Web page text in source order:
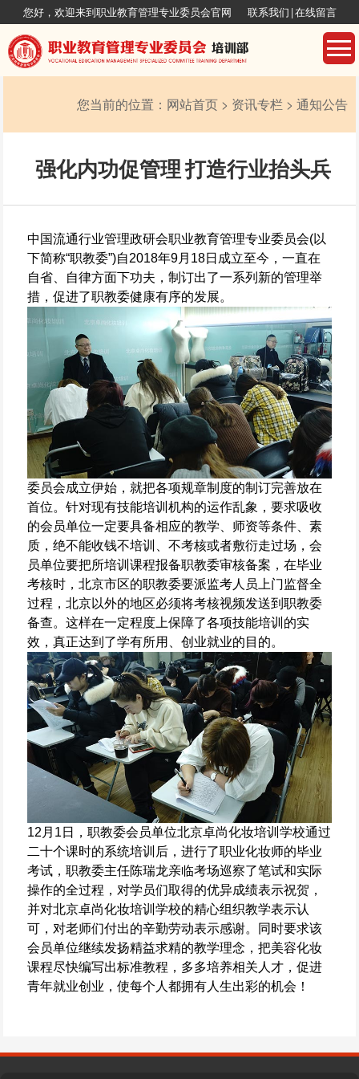
您好，欢迎来到职业教育管理专业委员会官网 联系我们 |在线留言
您当前的位置： 网站首页 > 资讯专栏 > 通知公告
强化内功促管理 打造行业抬头兵
中国流通行业管理政研会职业教育管理专业委员会(以
下简称“职教委”)自2018年9月18日成立至今，一直在
自省、自律方面下功夫，制订出了一系列新的管理举
措，促进了职教委健康有序的发展。
委员会成立伊始，就把各项规章制度的制订完善放在
首位。针对现有技能培训机构的运作乱象，要求吸收
的会员单位一定要具备相应的教学、师资等条件、素
质，绝不能收钱不培训、不考核或者敷衍走过场，会
员单位要把所培训课程报备职教委审核备案，在毕业
考核时，北京市区的职教委要派监考人员上门监督全
过程，北京以外的地区必须将考核视频发送到职教委
备查。这样在一定程度上保障了各项技能培训的实
效，真正达到了学有所用、创业就业的目的。
12月1日，职教委会员单位北京卓尚化妆培训学校通过
二十个课时的系统培训后，进行了职业化妆师的毕业
考试，职教委主任陈瑞龙亲临考场巡察了笔试和实际
操作的全过程，对学员们取得的优异成绩表示祝贺，
并对北京卓尚化妆培训学校的精心组织教学表示认
可，对老师们付出的辛勤劳动表示感谢。同时要求该
会员单位继续发扬精益求精的教学理念，把美容化妆
课程尽快编写出标准教程，多多培养相关人才，促进
青年就业创业，使每个人都拥有人生出彩的机会！